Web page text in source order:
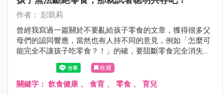
作者： 彭凱莉
曾經我寫過一篇關於不要亂給孩子零食的文章，獲得很多父
母們的認同響應，當然也有人持不同的意見，例如「怎麼可
能完全不讓孩子吃零食？！」的確，要阻斷零食完全消失在
孩子的世界真的很難，但我們可以試著聰明共存，做到把
關、減少、選擇、尊重父母教養的工作。
收藏
關鍵字： 飲食健康 、 食育 、 零食 、 育兒